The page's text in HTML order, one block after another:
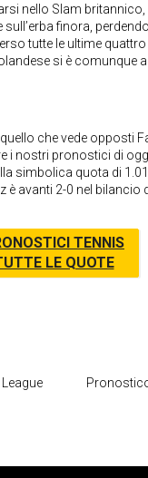
nello Slam
finora,
tutte le ultime
si è comunque
che vede opposti
i nostri pronostici di
simbolica quota di
avanti 2-0 nel
TENNIS
LE QUOTE